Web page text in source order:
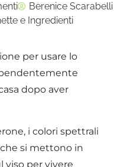
Berenice Scarabelli
e Ingredienti
per usare lo
dopo aver
i colori spettrali
si mettono in
per vivere